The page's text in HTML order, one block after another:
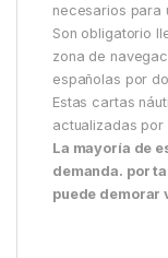
necesarios para
Son obligatorio
zona de
españolas por
Estas cartas
actualizadas por
La mayoría de
demanda. por
puede demorar